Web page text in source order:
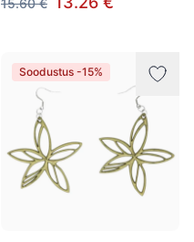
15.60 €
Soodustus -15%